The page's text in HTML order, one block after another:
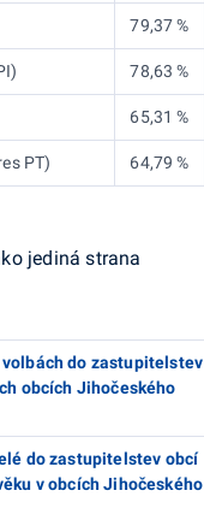
79,37 %
78,63 %
65,31 %
PT) 64,79 %
jediná strana
do zastupitelstev
obcích Jihočeského
do zastupitelstev obcí
v obcích Jihočeského